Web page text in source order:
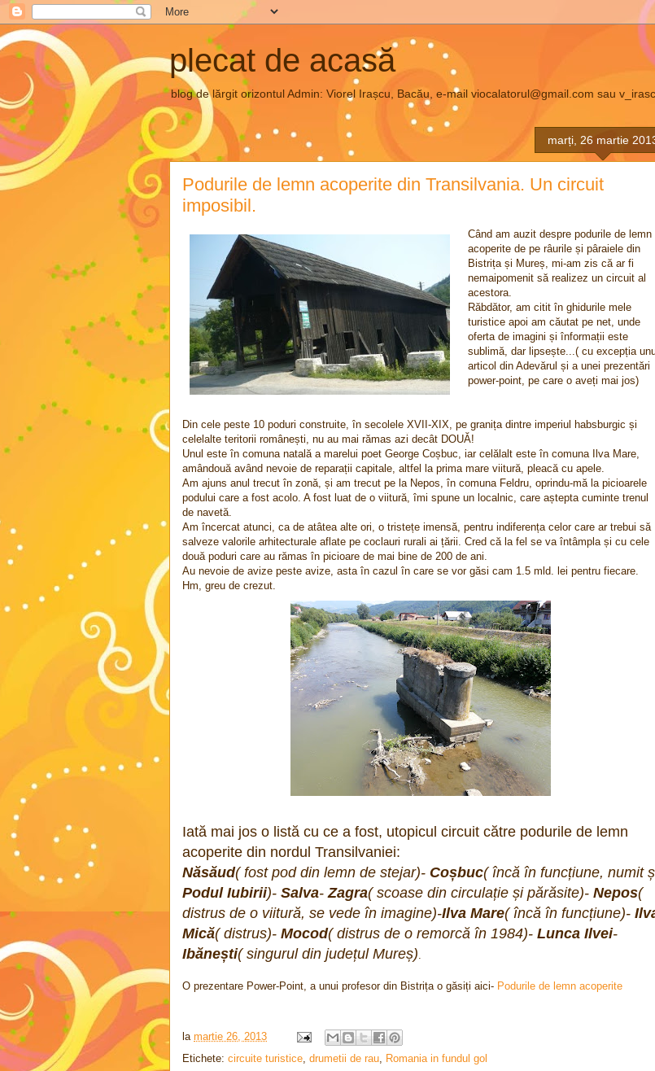
plecat de acasă
blog de lărgit orizontul Admin: Viorel Irașcu, Bacău, e-mail viocalatorul@gmail.com sau
marți, 26 martie
Podurile de lemn acoperite din Transilvania. Un circuit
imposibil.
Când am auzit despre podurile de lemn
acoperite de pe râurile și pâraiele din
Bistrița și Mureș, mi-am zis că ar fi
nemaipomenit să realizez un circuit al
acestora.
Răbdător, am citit în ghidurile mele
turistice apoi am căutat pe net, unde
oferta de imagini și înformații este
sublimă, dar lipsește...( cu excepția
articol din Adevărul și a unei prezentări
power-point, pe care o aveți mai jos)
Din cele peste 10 poduri construite, în secolele XVII-XIX, pe granița dintre imperiul habsburgic și
celelalte teritorii românești, nu au mai rămas azi decât DOUĂ!
Unul este în comuna natală a marelui poet George Coșbuc, iar celălalt este în comuna Ilva Mare,
amândouă având nevoie de reparații capitale, altfel la prima mare viitură, pleacă cu apele.
Am ajuns anul trecut în zonă, și am trecut pe la Nepos, în comuna Feldru, oprindu-mă la picioarele
podului care a fost acolo. A fost luat de o viitură, îmi spune un localnic, care aștepta cuminte trenul
de navetă.
Am încercat atunci, ca de atâtea alte ori, o tristețe imensă, pentru indiferența celor care ar trebui să
salveze valorile arhitecturale aflate pe coclauri rurali ai țării. Cred că la fel se va întâmpla și cu cele
două poduri care au rămas în picioare de mai bine de 200 de ani.
Au nevoie de avize peste avize, asta în cazul în care se vor găsi cam 1.5 mld. lei pentru fiecare.
Hm, greu de crezut.
Iată mai jos o listă cu ce a fost, utopicul circuit către podurile de lemn
acoperite din nordul Transilvaniei:
Năsăud( fost pod din lemn de stejar)- Coșbuc( încă în funcțiune, numit
Podul Iubirii)- Salva-Zagra( scoase din circulație și părăsite)- Nepos(
distrus de o viitură, se vede în imagine)-Ilva Mare( încă în funcțiune)-
Mică( distrus)- Mocod( distrus de o remorcă în 1984)- Lunca Ilvei-
Ibănești( singurul din județul Mureș).
O prezentare Power-Point, a unui profesor din Bistrița o găsiți aici- Podurile de lemn acoperite
la martie 26, 2013
Etichete: circuite turistice, drumetii de rau, Romania in fundul gol